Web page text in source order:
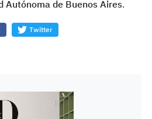
Autónoma de Buenos Aires.
Twitter